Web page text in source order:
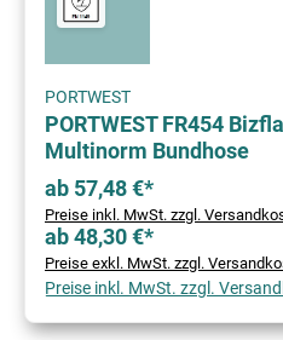
PORTWEST
PORTWEST FR454
Multinorm Bundhose
ab 57,48 €*
Preise inkl. MwSt. zzgl.
ab 48,30 €*
Preise exkl. MwSt. zzgl.
Preise inkl. MwSt. zzgl.